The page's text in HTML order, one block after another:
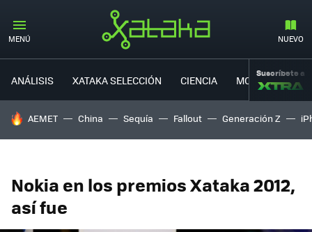
MENÚ NUEVO
ANÁLISIS XATAKA SELECCIÓN CIENCIA MOVILIDAD
Suscríbete a
HOY SE HABLA DE
AEMET China Sequía Fallout Generación Z
Nokia en los premios Xataka 2012,
así fue